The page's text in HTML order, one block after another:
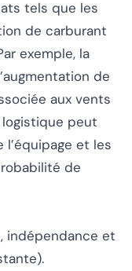
tels que les
de carburant
exemple, la
de
aux vents
peut
l’équipage et les
de
indépendance et